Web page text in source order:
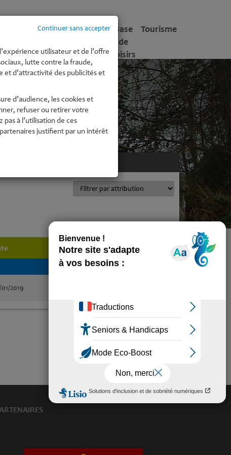
Enfance -
Culture
Base
de
Loisirs
Tourisme
Détails
2019
Continuer sans accepter
utilisateur et de l’offre
lutte contre la fraude,
et d’attractivité des publicités et
d’audience, les cookies et
refuser ou retirer votre
à l’utilisation de ces
justifient par un intérêt